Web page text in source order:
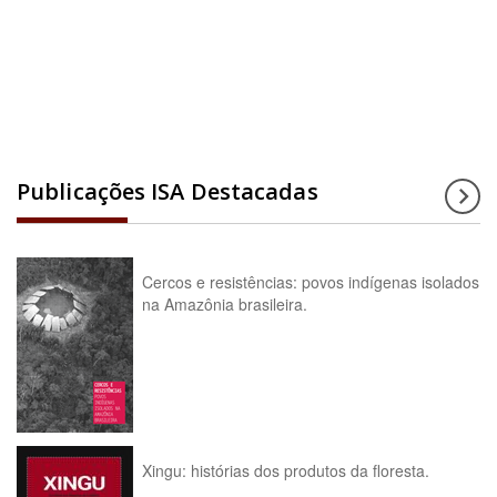
Publicações ISA Destacadas
Cercos e resistências: povos indígenas isolados
na Amazônia brasileira.
Xingu: histórias dos produtos da floresta.